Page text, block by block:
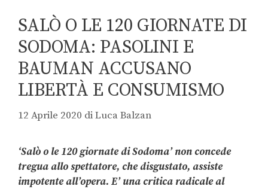
SALÒ O LE 120 GIORNATE DI
SODOMA: PASOLINI E
BAUMAN ACCUSANO
LIBERTÀ E CONSUMISMO
12 Aprile 2020 diLuca Balzan
‘Salò o le 120 giornate di Sodoma’ non concede
tregua allo spettatore, che disgustato, assiste
impotente all’opera. E’ una critica radicale al